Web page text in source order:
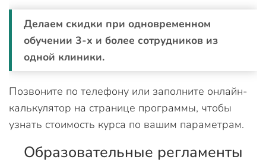
Делаем скидки при одновременном
обучении 3-х и более сотрудников из
одной клиники.
Позвоните по телефону или заполните онлайн-
калькулятор на странице программы, чтобы
узнать стоимость курса по вашим параметрам.
Образовательные регламенты